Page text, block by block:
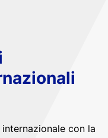
con la